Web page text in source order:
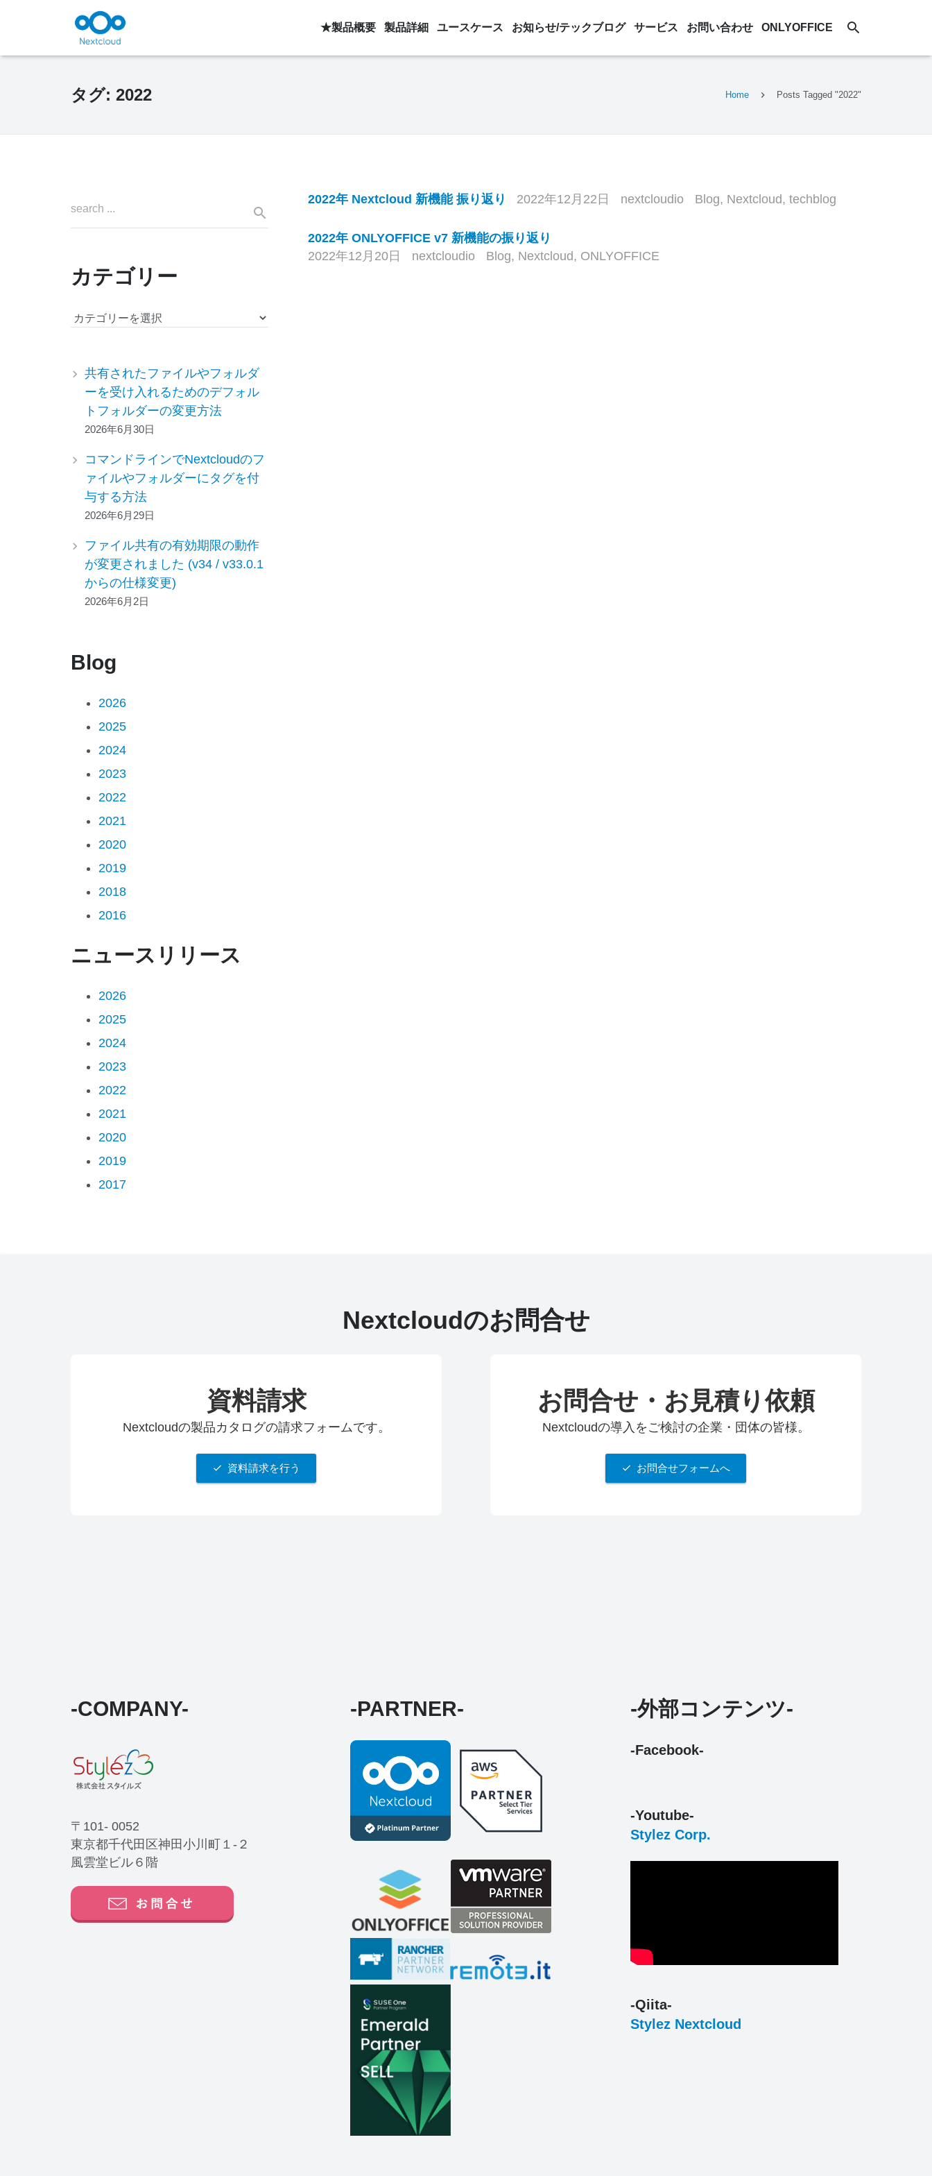
★製品概要 製品詳細 ユースケース お知らせ/テックブログ サービス お問い合わせ ONLYOFFICE
タグ: 2022 Home Posts Tagged "2022"
2022年 Nextcloud 新機能 振り返り 2022年12月22日 nextcloudio Blog, Nextcloud, techblog
2022年 ONLYOFFICE v7 新機能の振り返り
2022年12月20日
nextcloudio Blog, Nextcloud, ONLYOFFICE
カテゴリー
カ
リ 共有されたファイルやフォルダ
ーを受け入れるためのデフォル
トフォルダーの変更方法
2026年6月30日
コマンドラインでNextcloudのフ
ァイルやフォルダーにタグを付
与する方法
2026年6月29日
ファイル共有の有効期限の動作
が変更されました (v34 / v33.0.1
からの仕様変更)
2026年6月2日
Blog
2026
2025
2024
2023
2022
2021
2020
2019
2018
2016
ニュースリリース
2026
2025
2024
2023
2022
2021
2020
2019
2017
Nextcloudのお問合せ
資料請求
Nextcloudの製品カタログの請求フォームです。
資料請求を行う
お問合せ・お見積り依頼
Nextcloudの導入をご検討の企業・団体の皆様。
お問合せフォームへ
-COMPANY-
〒101- 0052
東京都千代田区神田小川町１-２
風雲堂ビル６階
-PARTNER- -外部コンテンツ-
-Facebook-
-Youtube-
Stylez Corp.
-Qiita-
Stylez Nextcloud